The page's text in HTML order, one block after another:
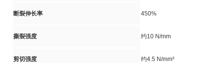
断裂伸长率 450%
撕裂强度 约10 N/mm
剪切强度 约4.5 N/mm²